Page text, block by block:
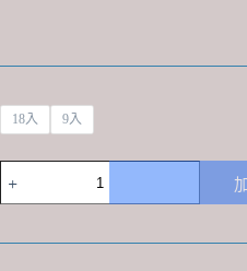
18入 9入
送